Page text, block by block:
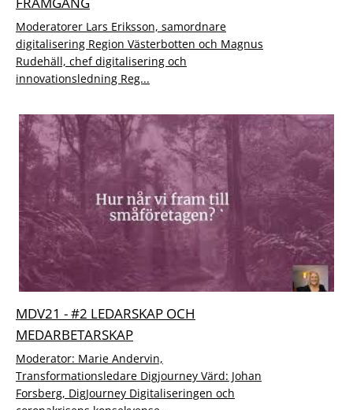
Moderatorer Lars Eriksson, samordnare
digitalisering Region Västerbotten och Magnus
Rudehäll, chef digitalisering och
innovationsledning Reg...
MDV21 - #2 LEDARSKAP OCH
MEDARBETARSKAP
Moderator: Marie Andervin,
Transformationsledare Digjourney Värd: Johan
Forsberg, DigJourney Digitaliseringen och